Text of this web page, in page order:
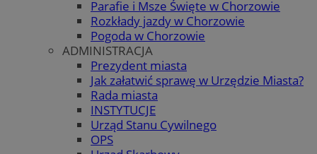
Parafie i Msze Święte w Chorzowie
Rozkłady jazdy w Chorzowie
Pogoda w Chorzowie
ADMINISTRACJA
Prezydent miasta
Jak załatwić sprawę w Urzędzie Miasta?
Rada miasta
INSTYTUCJE
Urząd Stanu Cywilnego
OPS